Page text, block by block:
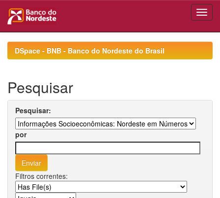
navigationDSpace - BNB - Banco do Nordeste do Brasil
Pesquisar
Pesquisar:
por
Filtros correntes: